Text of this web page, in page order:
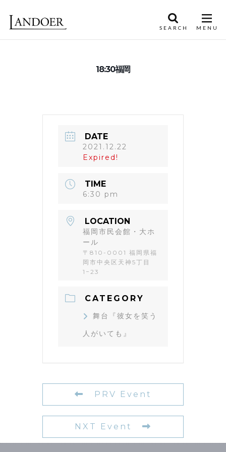
18:30福岡
DATE
2021.12.22
Expired!
TIME
6:30 pm
LOCATION
福岡市民会館・大ホ
ール
〒810-0001 福岡県福
岡市中央区天神5丁目
1−23
CATEGORY
舞台『彼女を笑う
人がいても』
PRV Event
NXT Event